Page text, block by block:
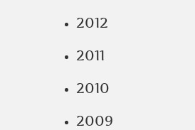
2012
2011
2010
2009